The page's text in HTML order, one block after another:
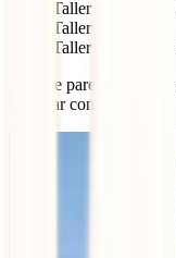
Taller “El agua
Taller de chi-kung
Taller
¿Qué te parece?
disfrutar con nosotros!